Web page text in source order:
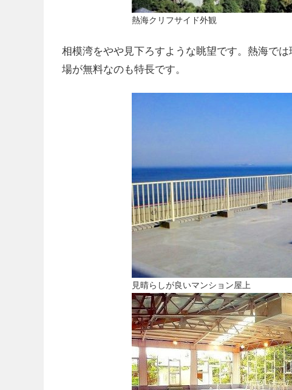
熱海クリフサイド外観
相模湾をやや見下ろすような眺望です。熱海で
場が無料なのも特長です。
見晴らしが良いマンション屋上